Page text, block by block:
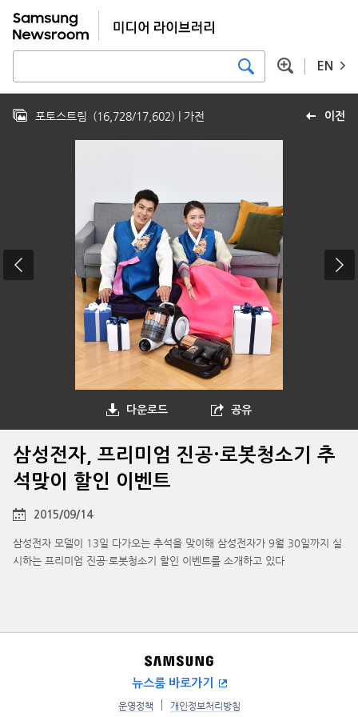
EN
이전
포토스트림 (16,728/17,602) | 가전
다운로드 공유
삼성전자, 프리미엄 진공·로봇청소기 추
석맞이 할인 이벤트
2015/09/14
삼성전자 모델이 13일 다가오는 추석을 맞이해 삼성전자가 9월 30일까지 실
시하는 프리미엄 진공·로봇청소기 할인 이벤트를 소개하고 있다
뉴스룸 바로가기
운영정책 개인정보처리방침